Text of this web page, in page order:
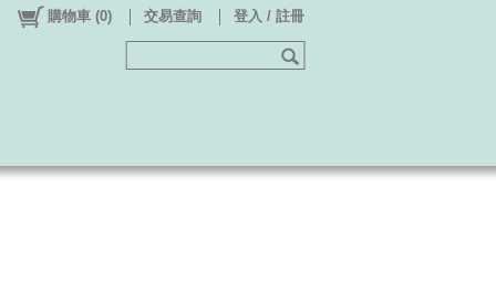
購物車 (0) 交易查詢 登入 / 註冊